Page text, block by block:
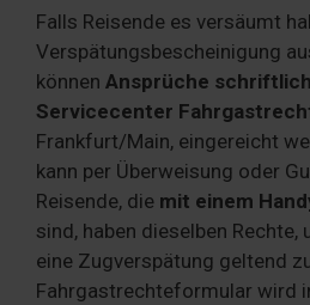
Falls Reisende es versäumt
Verspätungsbescheinigung
können Ansprüche
Servicecenter
Frankfurt/Main, eingereicht
kann per Überweisung oder
Reisende, die mit einem
sind, haben dieselben Rechte,
eine Zugverspätung geltend
Fahrgastrechteformular wird